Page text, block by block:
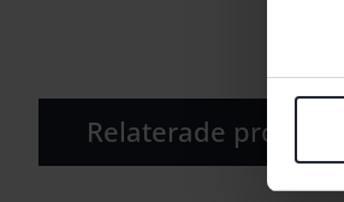
Relaterade produkter